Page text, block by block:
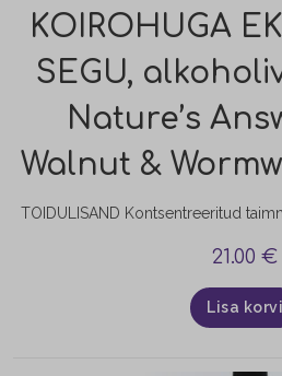
KOIROHUGA
SEGU,
Nature’s
Walnut &
21.00 €
Lisa korvi